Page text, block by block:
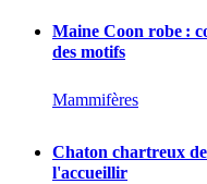
Maine Coon robe :
des motifs
Mammifères
Chaton chartreux
l'accueillir